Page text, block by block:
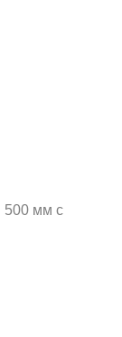
500 мм с